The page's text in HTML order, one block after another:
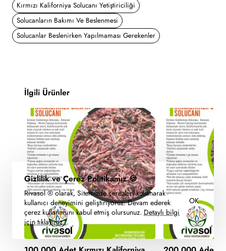
Gizlilik ve Çerez Politikamız 🍪
Rivasol ® olarak, Sitemizde çerezleri kullanarak
kullanıcı deneyimini geliştiriyoruz. Devam ederek
çerez kullanımını kabul etmiş olursunuz. Detaylı bilgi
için tıklayınız...
OK
Kırmızı Kaliforniya Solucanı Yetiştiriciliği
Solucanların Bakımı Ve Beslenmesi
Solucanlar Beslenirken Yapılmaması Gerekenler
İlgili Ürünler